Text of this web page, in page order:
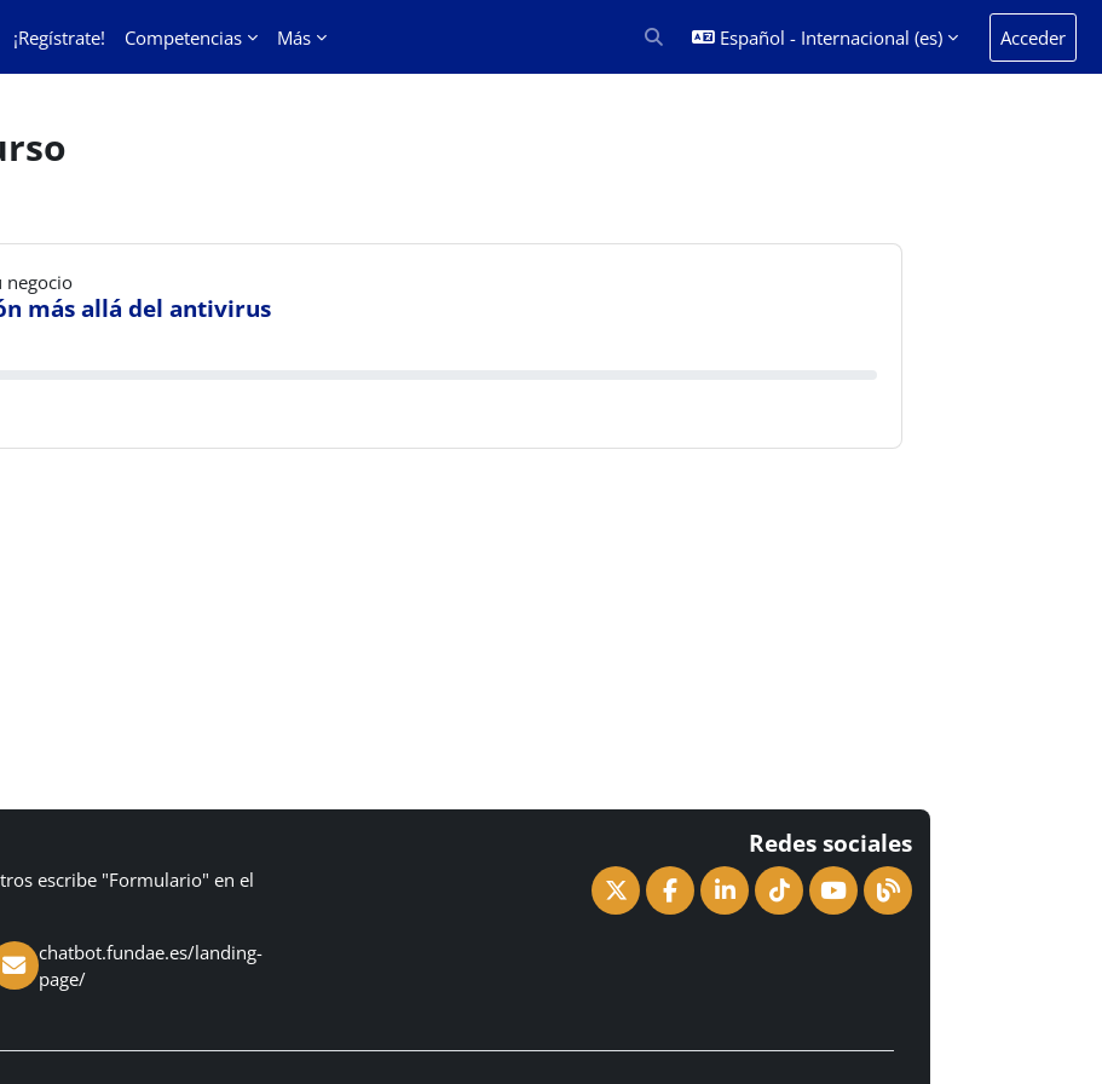
¡Regístrate! Competencias Más Selector de búsqueda de entrada
Español - Internacional ‎(es)‎ Acceder
negocio
más allá del antivirus
escribe "Formulario" en el
chatbot.fundae.es/landing-
page/
Redes sociales